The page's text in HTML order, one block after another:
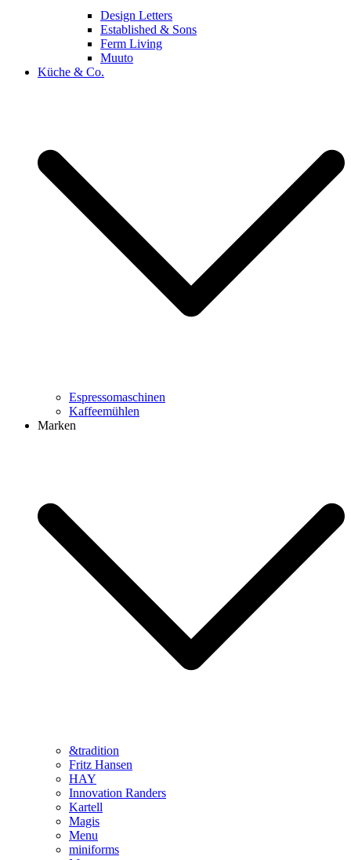
Design Letters
Established & Sons
Ferm Living
Muuto
Küche & Co.
Espressomaschinen
Kaffeemühlen
Marken
&tradition
Fritz Hansen
HAY
Innovation Randers
Kartell
Magis
Menu
miniforms